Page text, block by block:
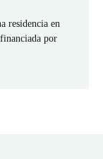
residencia en
por